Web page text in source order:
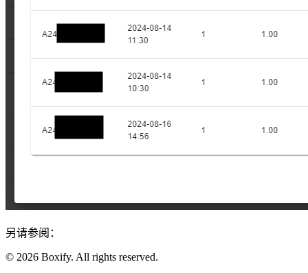
另请参阅：
© 2026 Boxify. All rights reserved.